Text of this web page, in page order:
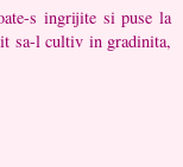
s ingrijite si puse la
sa-l cultiv in gradinita,